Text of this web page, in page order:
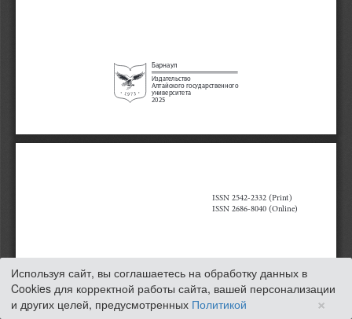
Используя сайт, вы соглашаетесь на обработку данных в
Cookies для корректной работы сайта, вашей персонализации
и других целей, предусмотренных Политикой ×